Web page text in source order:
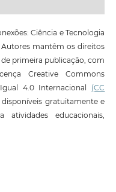
Ciência e Tecnologia
mantêm os direitos
primeira publicação, com
Creative Commons
4.0 Internacional (CC
disponíveis gratuitamente e
educacionais,